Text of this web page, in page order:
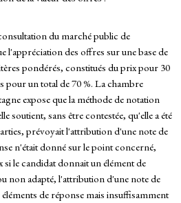
du marché public de
l'appréciation des offres sur une base de
pondérés, constitués du prix pour 30
pour un total de 70 %. La chambre
expose que la méthode de notation
soutient, sans être contestée, qu'elle a été
prévoyait l'attribution d'une note de
n'était donné sur le point concerné,
le candidat donnait un élément de
non adapté, l'attribution d'une note de
de réponse mais insuffisamment